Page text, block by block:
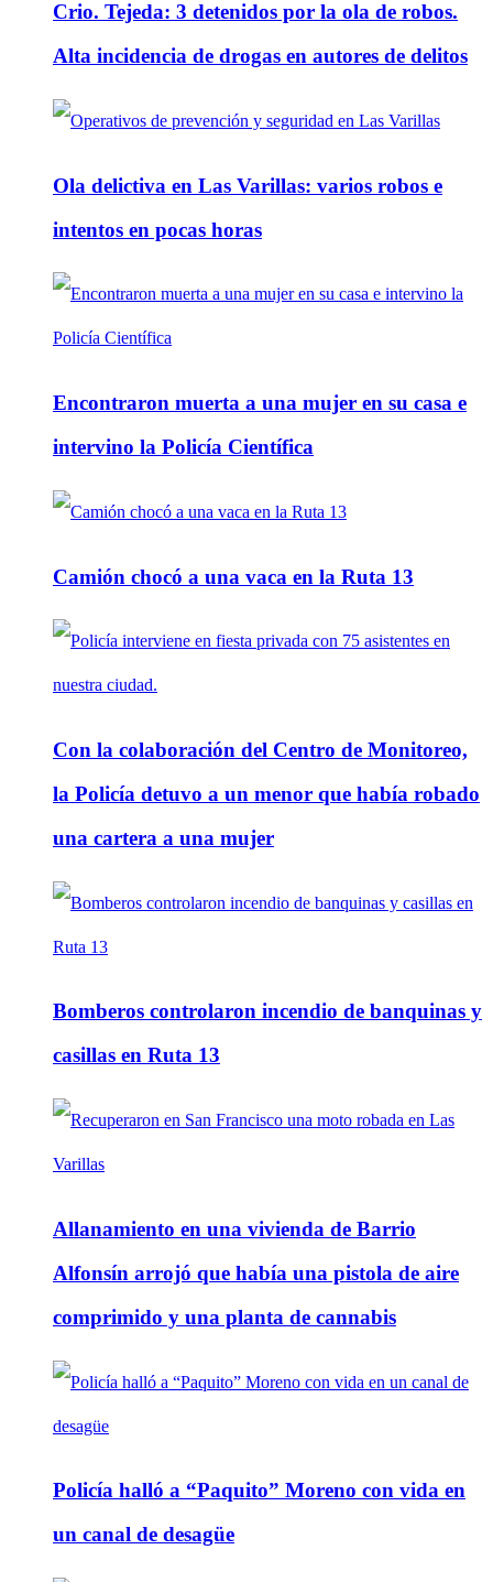
Crio. Tejeda: 3 detenidos por la ola de robos.
Alta incidencia de drogas en autores de delitos
Ola delictiva en Las Varillas: varios robos e
intentos en pocas horas
Encontraron muerta a una mujer en su casa e
intervino la Policía Científica
Camión chocó a una vaca en la Ruta 13
Con la colaboración del Centro de Monitoreo,
la Policía detuvo a un menor que había robado
una cartera a una mujer
Bomberos controlaron incendio de banquinas y
casillas en Ruta 13
Allanamiento en una vivienda de Barrio
Alfonsín arrojó que había una pistola de aire
comprimido y una planta de cannabis
Policía halló a “Paquito” Moreno con vida en
un canal de desagüe